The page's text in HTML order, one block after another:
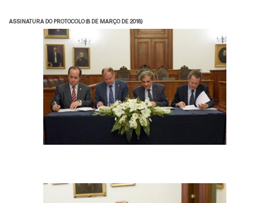
ASSINATURA DO PROTOCOLO (8 DE MARÇO DE 2018)